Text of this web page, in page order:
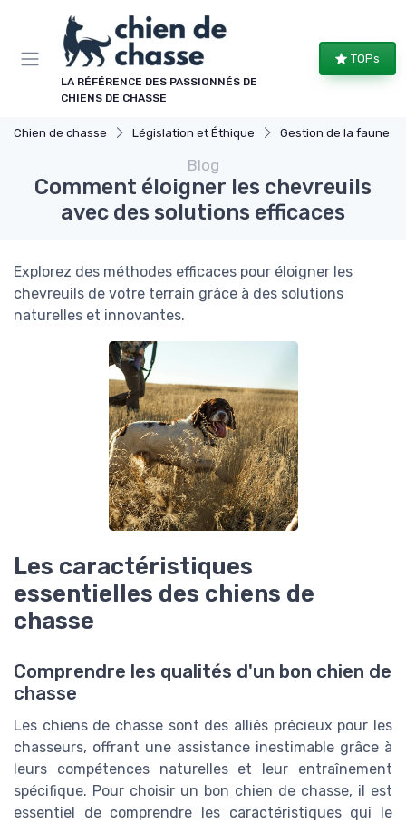
LA RÉFÉRENCE DES PASSIONNÉS DE
CHIENS DE CHASSE
TOPs
Chien de chasse Législation et Éthique Gestion de la faune
Blog
Comment éloigner les chevreuils
avec des solutions efficaces
Explorez des méthodes efficaces pour éloigner les
chevreuils de votre terrain grâce à des solutions
naturelles et innovantes.
Les caractéristiques
essentielles des chiens de
chasse
Comprendre les qualités d'un bon chien de
chasse
Les chiens de chasse sont des alliés précieux pour les
chasseurs, offrant une assistance inestimable grâce à
leurs compétences naturelles et leur entraînement
spécifique. Pour choisir un bon chien de chasse, il est
essentiel de comprendre les caractéristiques qui le
Panneau de gestion des cookies